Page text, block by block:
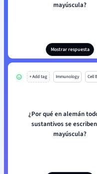
mayúscula?
Mostrar respuesta
+ Add tag Immunology Cell
¿Por qué en alemán
sustantivos se
mayúscula?